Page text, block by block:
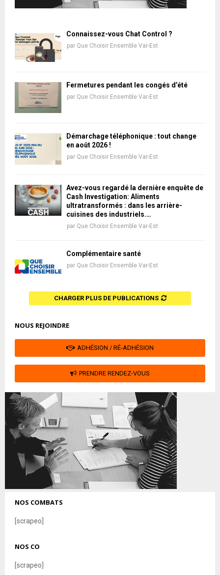
Connaissez-vous Chat Control ?
par Que Choisir Ensemble Var-Est
Fermetures pendant les congés d’été
par Que Choisir Ensemble Var-Est
Démarchage téléphonique : tout change
en août 2026 !
par Que Choisir Ensemble Var-Est
Avez-vous regardé la dernière enquête de
Cash Investigation: Aliments
ultratransformés : dans les arrière-
cuisines des industriels.…
par Que Choisir Ensemble Var-Est
Complémentaire santé
par Que Choisir Ensemble Var-Est
CHARGER PLUS DE PUBLICATIONS
NOUS REJOINDRE
ADHÉSION / RÉ-ADHÉSION
PRENDRE RENDEZ-VOUS
NOS COMBATS
[scrapeo]
NOS CO
[scrapeo]